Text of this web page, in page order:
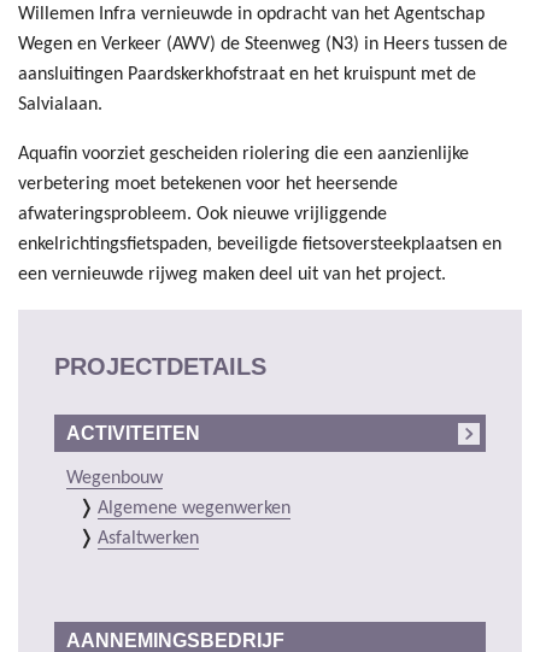
Willemen Infra vernieuwde in opdracht van het Agentschap
Wegen en Verkeer (AWV) de Steenweg (N3) in Heers tussen de
aansluitingen Paardskerkhofstraat en het kruispunt met de
Salvialaan.
Aquafin voorziet gescheiden riolering die een aanzienlijke
verbetering moet betekenen voor het heersende
afwateringsprobleem. Ook nieuwe vrijliggende
enkelrichtingsfietspaden, beveiligde fietsoversteekplaatsen en
een vernieuwde rijweg maken deel uit van het project.
PROJECTDETAILS
ACTIVITEITEN
Wegenbouw
Algemene wegenwerken
Asfaltwerken
AANNEMINGSBEDRIJF